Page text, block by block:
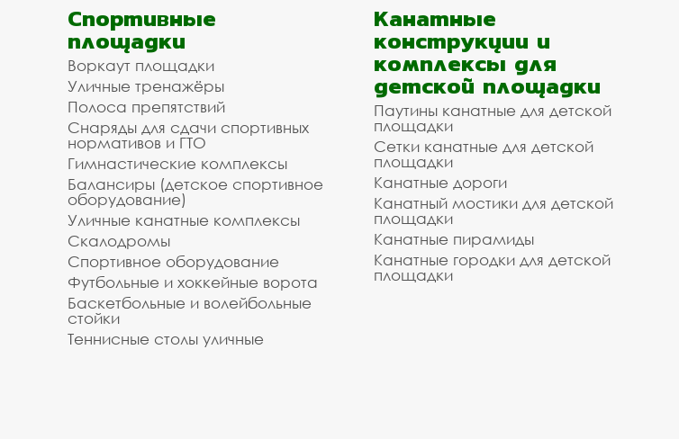
Спортивные
площадки
Воркаут площадки
Уличные тренажёры
Полоса препятствий
Снаряды для сдачи спортивных
нормативов и ГТО
Гимнастические комплексы
Балансиры (детское спортивное
оборудование)
Уличные канатные комплексы
Скалодромы
Спортивное оборудование
Футбольные и хоккейные ворота
Баскетбольные и волейбольные
стойки
Теннисные столы уличные
Канатные
конструкции и
комплексы для
детской площадки
Паутины канатные для детской
площадки
Сетки канатные для детской
площадки
Канатные дороги
Канатный мостики для детской
площадки
Канатные пирамиды
Канатные городки для детской
площадки